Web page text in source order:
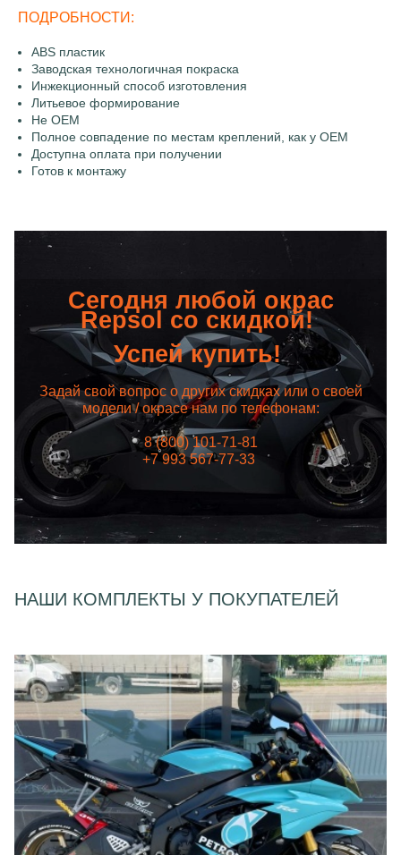
ПОДРОБНОСТИ:
ABS пластик
Заводская технологичная покраска
Инжекционный способ изготовления
Литьевое формирование
Не OEM
Полное совпадение по местам креплений, как у OEM
Доступна оплата при получении
Готов к монтажу
Сегодня любой окрас
Repsol со скидкой!
Успей купить!
Задай свой вопрос о других скидках или о своей
модели / окрасе нам по телефонам:
8 (800) 101-71-81
+7 993 567-77-33
НАШИ КОМПЛЕКТЫ У ПОКУПАТЕЛЕЙ